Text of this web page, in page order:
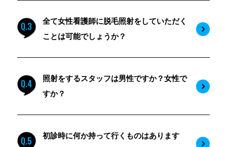
Q.3
全て女性看護師に脱毛照射をしていただく
ことは可能でしょうか？
Q.4
照射をするスタッフは男性ですか？女性で
すか？
Q.5
初診時に何か持って行くものはあります